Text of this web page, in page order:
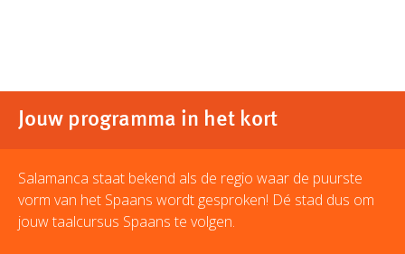
Jouw programma in het kort
Salamanca staat bekend als de regio waar de puurste
vorm van het Spaans wordt gesproken! Dé stad dus om
jouw taalcursus Spaans te volgen.